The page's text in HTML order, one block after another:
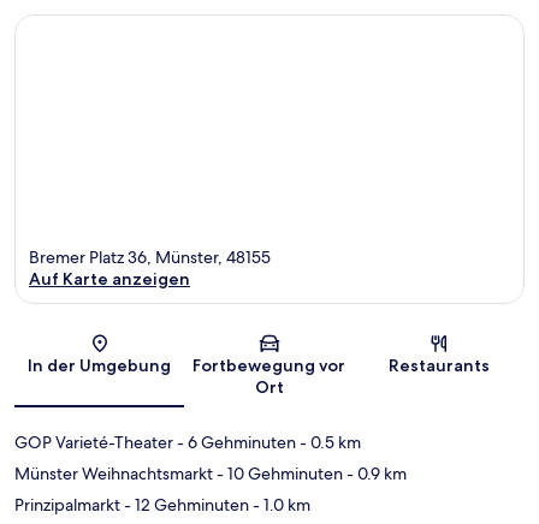
Karte
Bremer Platz 36, Münster, 48155
Auf Karte anzeigen
In der Umgebung
Fortbewegung vor
Ort
Restaurants
GOP Varieté-Theater- 6 Gehminuten- 0.5 km
Münster Weihnachtsmarkt- 10 Gehminuten- 0.9 km
Prinzipalmarkt- 12 Gehminuten- 1.0 km